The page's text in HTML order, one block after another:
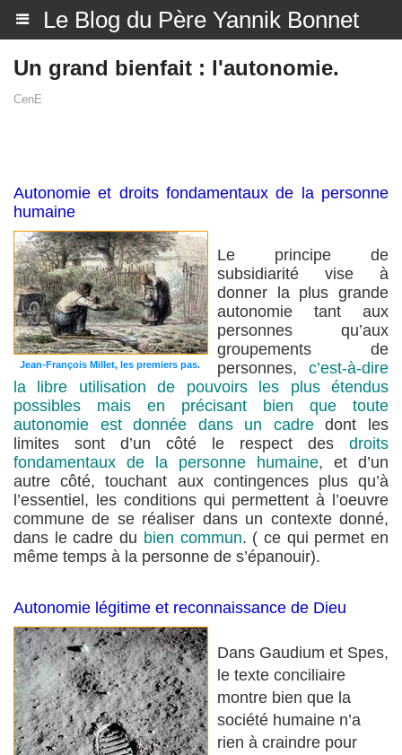
Le Blog du Père Yannik Bonnet
Un grand bienfait : l'autonomie.
CenE
Autonomie et droits fondamentaux de la personne
humaine
Jean-François Millet, les premiers pas.
Le principe de
subsidiarité vise à
donner la plus grande
autonomie tant aux
personnes qu’aux
groupements de
personnes, c’est-à-dire
la libre utilisation de pouvoirs les plus étendus
possibles mais en précisant bien que toute
autonomie est donnée dans un cadredont les
limites sont d’un côté le respect des droits
fondamentaux de la personne humaine, et d’un
autre côté, touchant aux contingences plus qu’à
l’essentiel, les conditions qui permettent à l’oeuvre
commune de se réaliser dans un contexte donné,
dans le cadre du bien commun. ( ce qui permet en
même temps à la personne de s’épanouir).
Autonomie légitime et reconnaissance de Dieu
Dans Gaudium et Spes,
le texte conciliaire
montre bien que la
société humaine n’a
rien à craindre pour